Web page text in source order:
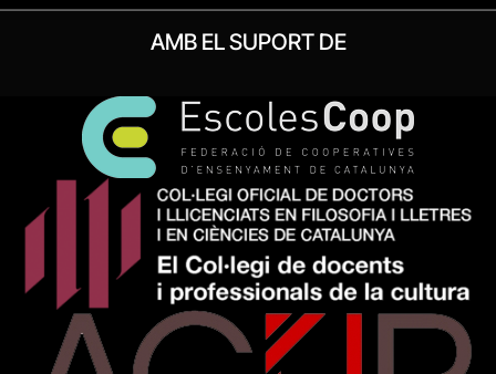
AMB EL SUPORT DE